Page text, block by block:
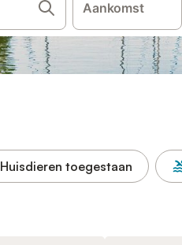
Aankomst
Huisdieren toegestaan